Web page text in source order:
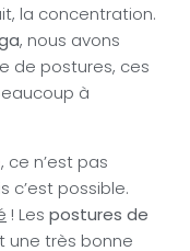
la concentration.
, nous avons
de postures, ces
à
, ce n’est pas
c’est possible.
! Les postures de
une très bonne